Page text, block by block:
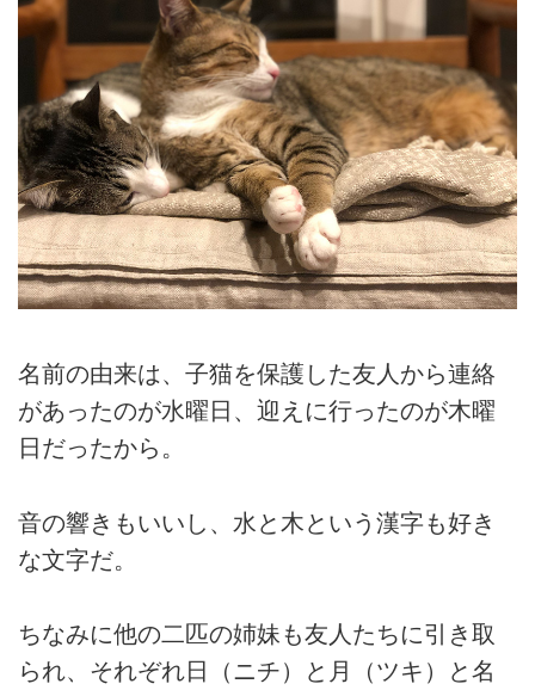
名前の由来は、子猫を保護した友人から連絡
があったのが水曜日、迎えに行ったのが木曜
日だったから。
音の響きもいいし、水と木という漢字も好き
な文字だ。
ちなみに他の二匹の姉妹も友人たちに引き取
られ、それぞれ日（ニチ）と月（ツキ）と名